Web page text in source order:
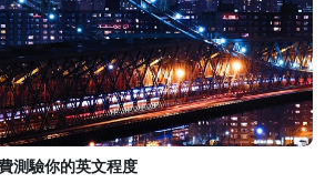
測驗你的英文程度